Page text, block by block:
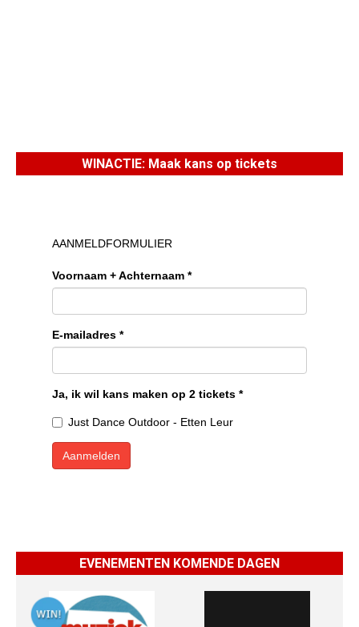
WINACTIE: Maak kans op tickets
EVENEMENTEN KOMENDE DAGEN